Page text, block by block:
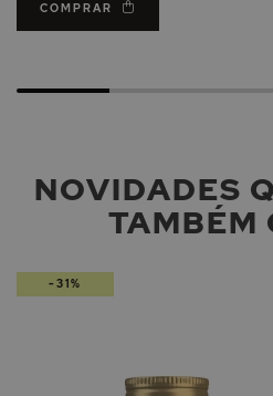
COMPRAR
NOVIDADES
TAMBÉM
-31%